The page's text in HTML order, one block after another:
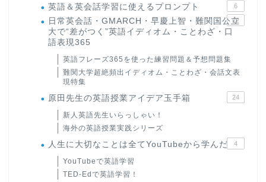
英語＆英会話学習に使えるプロンプト 6
日常英会話・GMARCH・早慶上智・難関国公立
大で“差がつく”英語イディオム・ことわざ・口
語表現365
22
英語フレーズ365を使った練習問題＆予想問題集
難関大学超絶頻出イディオム・ことわざ・会話文表
現特集
原田先生の英語授業アイデア玉手箱 24
新人英語先生いらっしゃい！
海外の英語授業実践シリーズ
人生に大切なことは全てYouTubeから学んだ 4
YouTubeで英語学習
TED-Edで英語学習！